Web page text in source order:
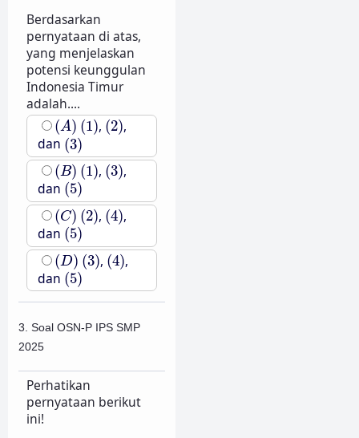
Berdasarkan
pernyataan di atas,
yang menjelaskan
potensi keunggulan
Indonesia Timur
adalah....
(A)
(A) (1)
(1), (2)
(2),
dan (3)
(3)
(B)
(B) (1)
(1), (3)
(3),
dan (5)
(5)
(C)
(C) (2)
(2), (4)
(4),
dan (5)
(5)
(D)
(D) (3)
(3), (4)
(4),
dan (5)
(5)
3. Soal OSN-P IPS SMP
2025
Perhatikan
pernyataan berikut
ini!